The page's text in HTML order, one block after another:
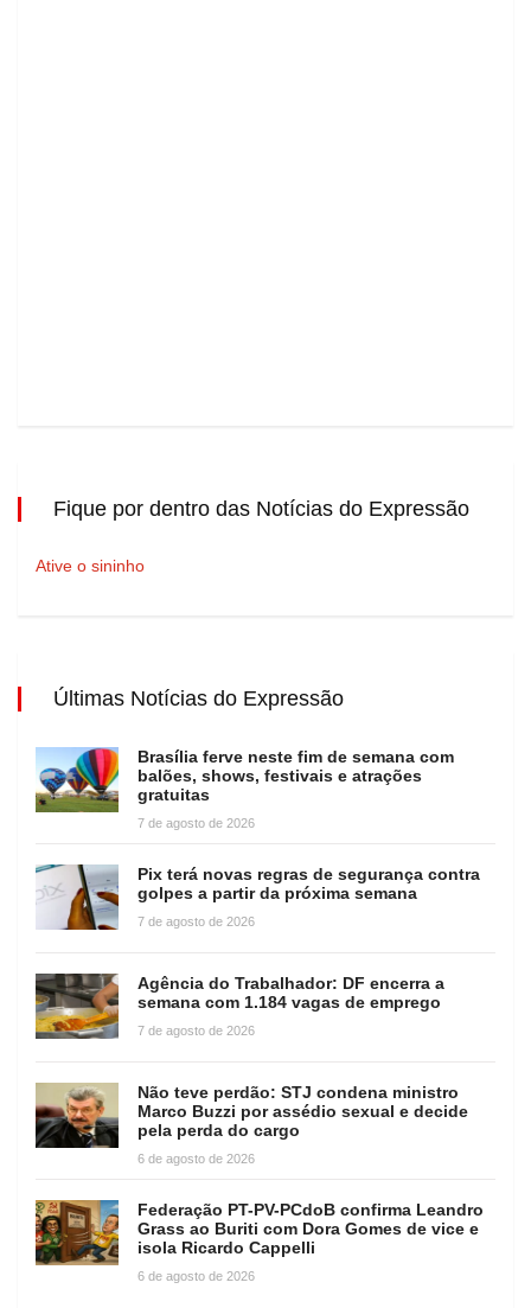
Fique por dentro das Notícias do Expressão
Ative o sininho
Últimas Notícias do Expressão
Brasília ferve neste fim de semana com
balões, shows, festivais e atrações
gratuitas
7 de agosto de 2026
Pix terá novas regras de segurança contra
golpes a partir da próxima semana
7 de agosto de 2026
Agência do Trabalhador: DF encerra a
semana com 1.184 vagas de emprego
7 de agosto de 2026
Não teve perdão: STJ condena ministro
Marco Buzzi por assédio sexual e decide
pela perda do cargo
6 de agosto de 2026
Federação PT-PV-PCdoB confirma Leandro
Grass ao Buriti com Dora Gomes de vice e
isola Ricardo Cappelli
6 de agosto de 2026